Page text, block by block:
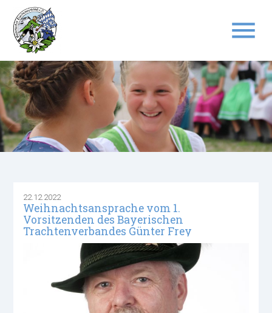
menu
Suchbegriffe SUCHEN
22.12.2022
Weihnachtsansprache vom 1.
Vorsitzenden des Bayerischen
Trachtenverbandes Günter Frey